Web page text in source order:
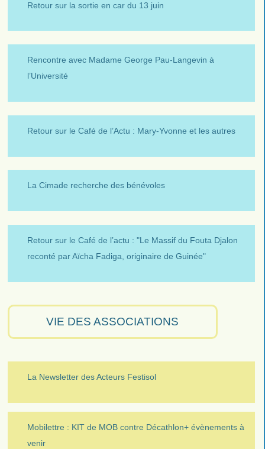
Retour sur la sortie en car du 13 juin
Rencontre avec Madame George Pau-Langevin à
l’Université
Retour sur le Café de l’Actu : Mary-Yvonne et les autres
La Cimade recherche des bénévoles
Retour sur le Café de l’actu : "Le Massif du Fouta Djalon
reconté par Aïcha Fadiga, originaire de Guinée"
VIE DES ASSOCIATIONS
La Newsletter des Acteurs Festisol
Mobilettre : KIT de MOB contre Décathlon+ évènements à
venir